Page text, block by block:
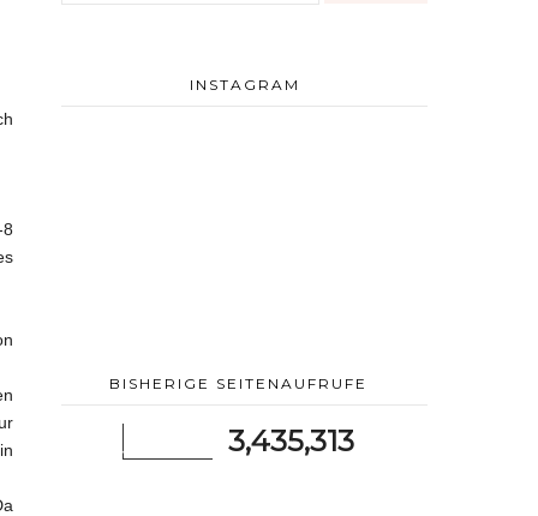
INSTAGRAM
BISHERIGE SEITENAUFRUFE
3,435,313